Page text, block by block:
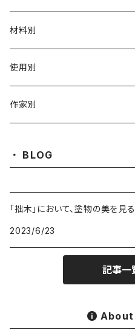
材料別
陶磁器
ガラス
布・絲・植物繊維
使用別
茶壺 急须 土瓶
蓋碗
酒器
作家別
相馬佳織
姜栄華
BLOG
「拙木」において、塗物の美を見る
2023/6/23
記事一
About